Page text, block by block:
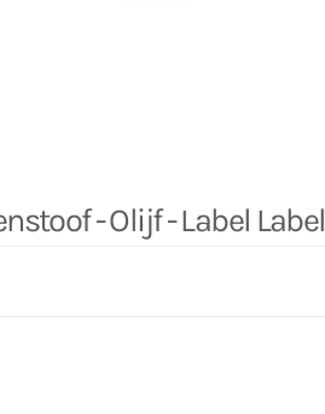
- Olijf - Label Label